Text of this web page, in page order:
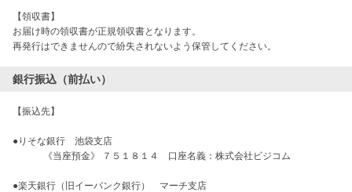
【領収書】
お届け時の領収書が正規領収書となります。
再発行はできませんので紛失されないよう保管してください。
銀行振込（前払い）
【振込先】
●りそな銀行 池袋支店
《当座預金》 ７５１８１４ 口座名義：株式会社ビジコム
●楽天銀行（旧イーバンク銀行） マーチ支店